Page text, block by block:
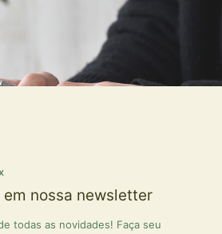
nossa newsletter
todas as novidades! Faça seu